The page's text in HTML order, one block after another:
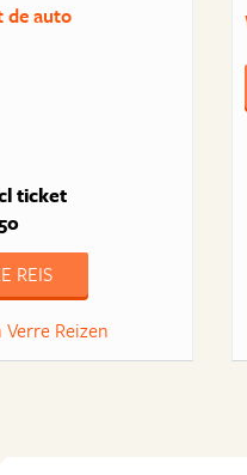
de auto
ticket
REIS
Reizen